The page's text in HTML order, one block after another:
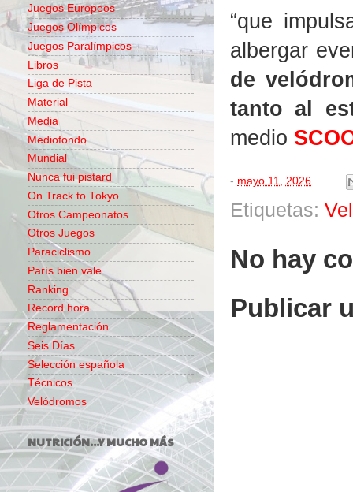
“que
albergar
de
tanto al
medio
- mayo 11, 2026
Etiquetas:
No hay
Publicar
Juegos Europeos
Juegos Olímpicos
Juegos Paralímpicos
Libros
Liga de Pista
Material
Media
Mediofondo
Mundial
Nunca fui pistard
On Track to Tokyo
Otros Campeonatos
Otros Juegos
Paraciclismo
París bien vale...
Ranking
Record hora
Reglamentación
Seis Días
Selección española
Técnicos
Velódromos
NUTRICIÓN...Y MUCHO MÁS